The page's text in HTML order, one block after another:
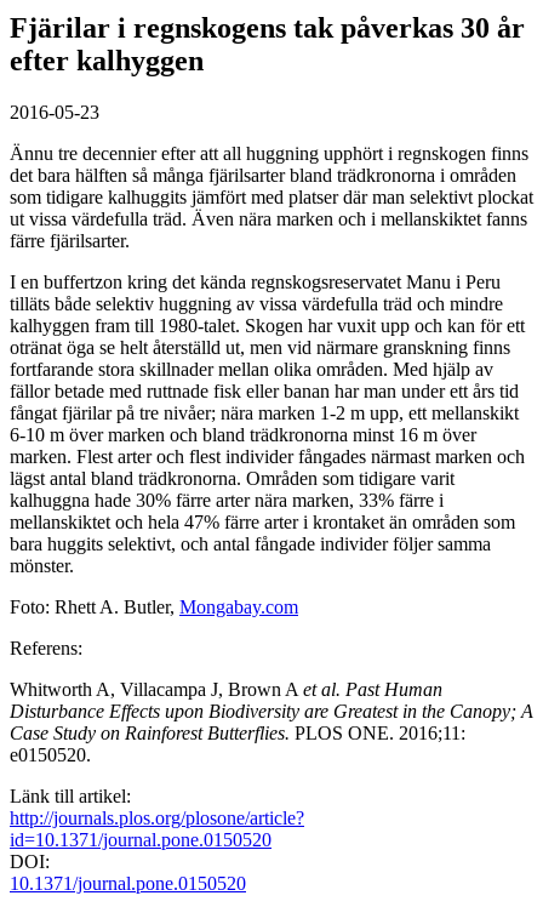
Fjärilar i regnskogens tak påverkas 30 år
efter kalhyggen
2016-05-23
Ännu tre decennier efter att all huggning upphört i regnskogen finns
det bara hälften så många fjärilsarter bland trädkronorna i områden
som tidigare kalhuggits jämfört med platser där man selektivt plockat
ut vissa värdefulla träd. Även nära marken och i mellanskiktet fanns
färre fjärilsarter.
I en buffertzon kring det kända regnskogsreservatet Manu i Peru
tilläts både selektiv huggning av vissa värdefulla träd och mindre
kalhyggen fram till 1980-talet. Skogen har vuxit upp och kan för ett
otränat öga se helt återställd ut, men vid närmare granskning finns
fortfarande stora skillnader mellan olika områden. Med hjälp av
fällor betade med ruttnade fisk eller banan har man under ett års tid
fångat fjärilar på tre nivåer; nära marken 1-2 m upp, ett mellanskikt
6-10 m över marken och bland trädkronorna minst 16 m över
marken. Flest arter och flest individer fångades närmast marken och
lägst antal bland trädkronorna. Områden som tidigare varit
kalhuggna hade 30% färre arter nära marken, 33% färre i
mellanskiktet och hela 47% färre arter i krontaket än områden som
bara huggits selektivt, och antal fångade individer följer samma
mönster.
Foto: Rhett A. Butler, Mongabay.com
Referens:
Whitworth A, Villacampa J, Brown A et al. Past Human
Disturbance Effects upon Biodiversity are Greatest in the Canopy; A
Case Study on Rainforest Butterflies. PLOS ONE. 2016;11:
e0150520.
Länk till artikel:
http://journals.plos.org/plosone/article?
id=10.1371/journal.pone.0150520
DOI:
10.1371/journal.pone.0150520